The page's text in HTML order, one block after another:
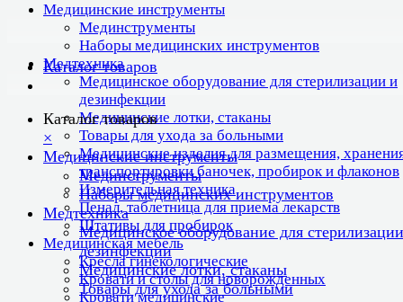
Медицинские инструменты
Мединструменты
Наборы медицинских инструментов
Медтехника
Медицинское оборудование для стерилизации и
дезинфекции
Медицинские лотки, стаканы
Товары для ухода за больными
Медицинские изделия для размещения,
транспортировки баночек, пробирок и флаконов
Измерительная техника
Пенал, таблетница для приема лекарств
Штативы для пробирок
Медицинская мебель
Кресла гинекологические
Кровати и столы для новорожденных
Кровати медицинские
Каталог товаров
Каталог товаров
×
Медицинские инструменты
Мединструменты
Наборы медицинских инструментов
Медтехника
Медицинское оборудование для
дезинфекции
Медицинские лотки, стаканы
Товары для ухода за больными